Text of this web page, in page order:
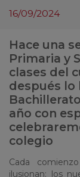
16/09/2024
Hace una
Primaria y
clases del
después lo
año con
colegio
Cada
ilusionan: los